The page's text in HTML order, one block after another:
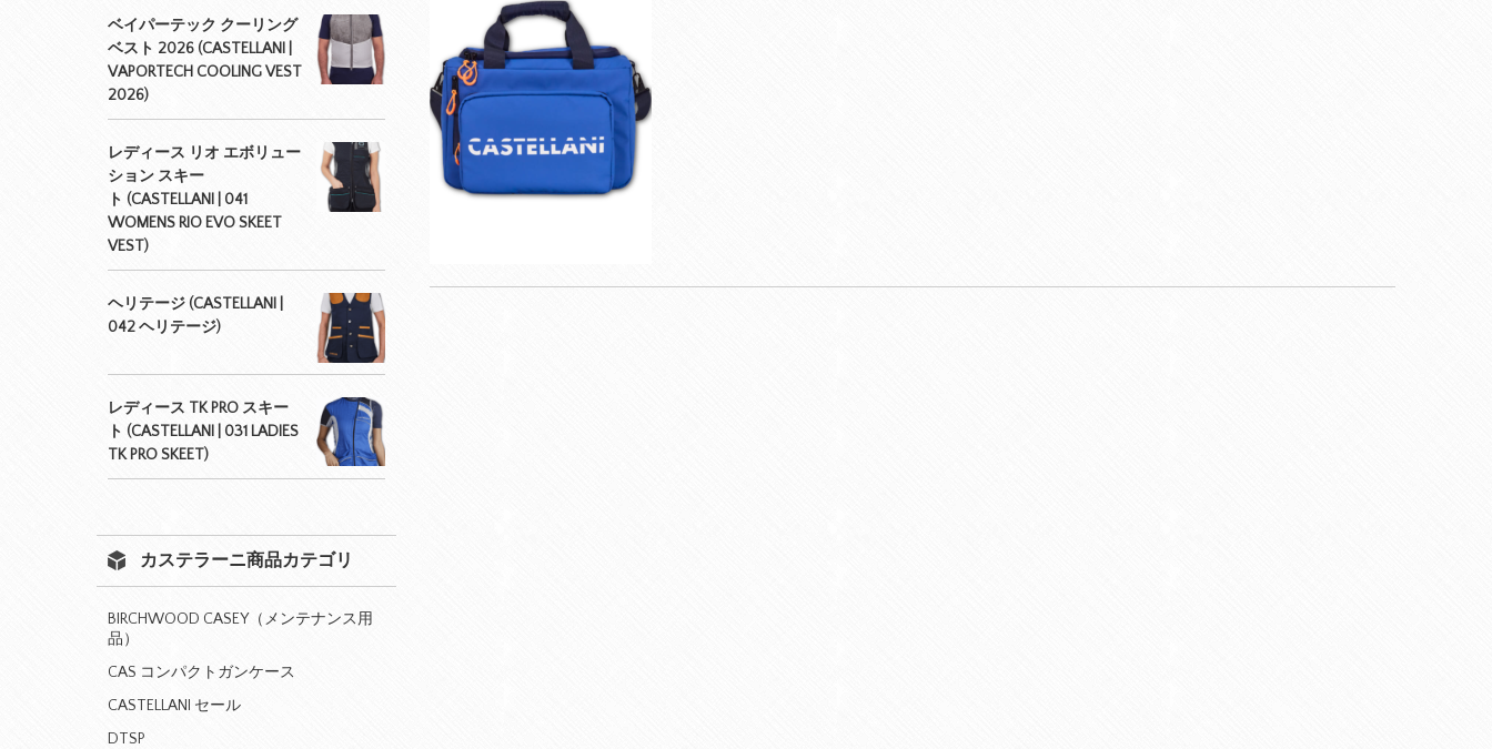
ベイパーテック クーリング
ベスト 2026 (CASTELLANI |
VAPORTECH COOLING VEST
2026)
レディース リオ エボリュー
ション スキー
ト (CASTELLANI | 041
WOMENS RIO EVO SKEET
VEST)
ヘリテージ (CASTELLANI |
042 ヘリテージ)
レディース TK PRO スキー
ト (CASTELLANI | 031 LADIES
TK PRO SKEET)
カステラーニ商品カテゴリ
BIRCHWOOD CASEY（メンテナンス用
品）
CAS コンパクトガンケース
CASTELLANI セール
DTSP